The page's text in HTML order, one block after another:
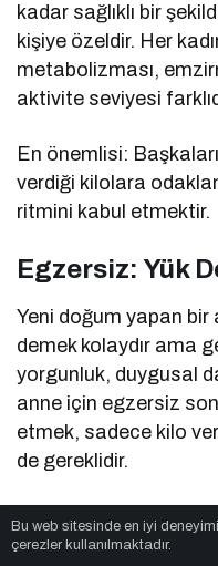
kadar sağlıklı bir
kişiye özeldir. Her
metabolizması,
aktivite seviyesi
En önemlisi:
verdiği kilolara
ritmini kabul etmektir.
Egzersiz: Yük
Yeni doğum yapan bir
demek kolaydır ama
yorgunluk, duygusal
anne için egzersiz
etmek, sadece kilo
de gereklidir.
Neler yapılabilir?
Bu web sitesinde en iyi
çerezler kullanılmaktadır.